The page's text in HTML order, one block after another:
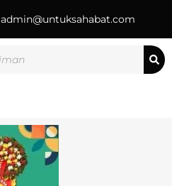
admin@untuksahabat.com